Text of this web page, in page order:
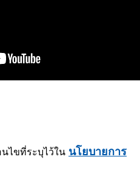
ไขที่ระบุไว้ใน นโยบายการ